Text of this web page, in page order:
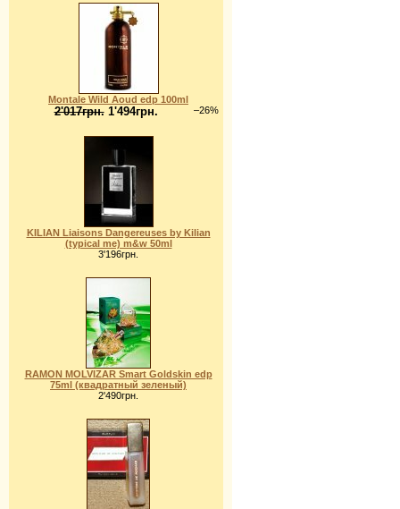
Montale Wild Aoud edp 100ml
–26%
2'017грн.1'494грн.
KILIAN Liaisons Dangereuses by Kilian
(typical me) m&w 50ml
3'196грн.
RAMON MOLVIZAR Smart Goldskin edp
75ml (квадратный зеленый)
2'490грн.